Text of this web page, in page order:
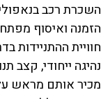
הזמנה ואיסוף
נהיגה ייחודי, קצב
מכיר אותם מראש